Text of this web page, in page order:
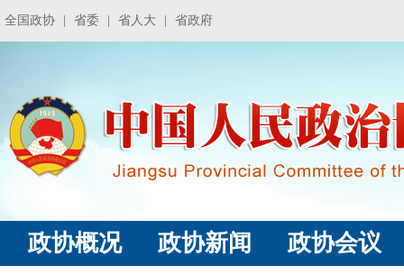
全国政协 省委 省人大 省政府
政协概况 政协新闻 政协会议